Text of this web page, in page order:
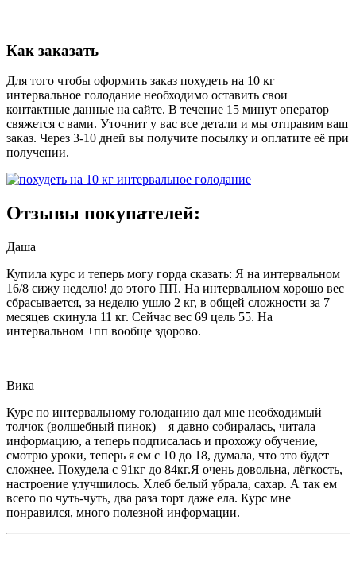
Как заказать
Для того чтобы оформить заказ похудеть на 10 кг
интервальное голодание необходимо оставить свои
контактные данные на сайте. В течение 15 минут оператор
свяжется с вами. Уточнит у вас все детали и мы отправим ваш
заказ. Через 3-10 дней вы получите посылку и оплатите её при
получении.
Отзывы покупателей:
Даша
Купила курс и теперь могу горда сказать: Я на интервальном
16/8 сижу неделю! до этого ПП. На интервальном хорошо вес
сбрасывается, за неделю ушло 2 кг, в общей сложности за 7
месяцев скинула 11 кг. Сейчас вес 69 цель 55. На
интервальном +пп вообще здорово.
Вика
Курс по интервальному голоданию дал мне необходимый
толчок (волшебный пинок) – я давно собиралась, читала
информацию, а теперь подписалась и прохожу обучение,
смотрю уроки, теперь я ем с 10 до 18, думала, что это будет
сложнее. Похудела с 91кг до 84кг.Я очень довольна, лёгкость,
настроение улучшилось. Хлеб белый убрала, сахар. А так ем
всего по чуть-чуть, два раза торт даже ела. Курс мне
понравился, много полезной информации.